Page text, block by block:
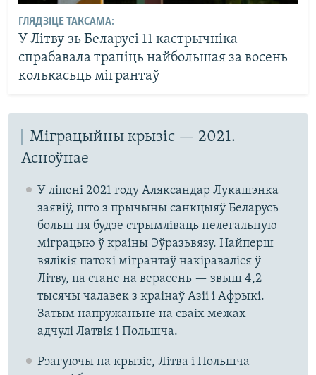
ГЛЯДЗІЦЕ ТАКСАМА:
У Літву зь Беларусі 11 кастрычніка
спрабавала трапіць найбольшая за восень
колькасьць мігрантаў
Міграцыйны крызіс — 2021.
Асноўнае
У ліпені 2021 году Аляксандар Лукашэнка
заявіў, што з прычыны санкцыяў Беларусь
больш ня будзе стрымліваць нелегальную
міграцыю ў краіны Эўразьвязу. Найперш
вялікія патокі мігрантаў накіраваліся ў
Літву, па стане на верасень — звыш 4,2
тысячы чалавек з краінаў Азіі і Афрыкі.
Затым напружаньне на сваіх межах
адчулі Латвія і Польшча.
Рэагуючы на крызіс, Літва і Польшча